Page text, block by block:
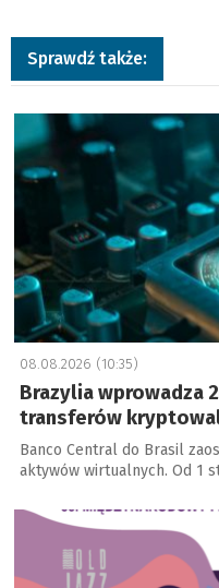
Sprawdź także:
a
08.08.2026 (10:35)
Brazylia wprowadza
transferów
Banco Central do Brasil
aktywów wirtualnych. Od 1
a